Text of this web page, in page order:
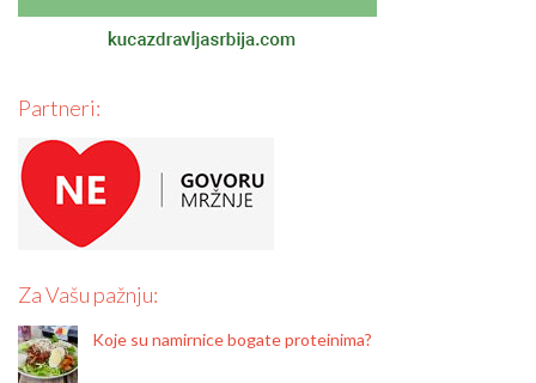
Partneri:
Za Vašu pažnju:
Koje su namirnice bogate proteinima?